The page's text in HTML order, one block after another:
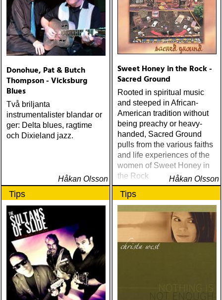
tom petty & the
heartbreakers : the live
anthology (reprise) ÅRETS
STUDIOÄSS: works
progress administration :
wpa (wpa records) ÅRETS
CÉLINE DION: zachary
richard : last kiss (artist
Dreaming Fields (Dualtone)
Amos Lee Mission Bell
(Blue Note) Lucinda
Williams Blessed (Lost
Highway) Various The
1973 (Kent) Steve Earle I’ll
Never Get Out Of This
World Alive (New West) OK
Star Orchestra The Beat
and the Melody (Rootsy)
Chip Taylor Rock and Roll
Joe (Trainwreck) Israel
Levon Helm Live At The
Ryman (Vanguard) Kjell
Gustavsson and the
Rhythm 'n' Blues Orchestra
The Boogie Boys (KG
Music Production) Nick
Lowe The Old Magic
(Proper) Tom Waits Bad As
Me (Anti) Chip Taylor w
Paal Flaata & Ida Jenshus
On This Darkest Day
Donohue, Pat & Butch
Thompson - Vicksburg
Blues
Två briljanta
instrumentalister blandar or
ger: Delta blues, ragtime
och Dixieland jazz.
Håkan Olsson
Sweet Honey in the Rock -
Sacred Ground
Rooted in spiritual music
and steeped in African-
American tradition without
being preachy or heavy-
handed, Sacred Ground
pulls from the various faiths
and life experiences of the
women of Sweet Honey in
the Rock
Håkan Olsson
Tips Tips